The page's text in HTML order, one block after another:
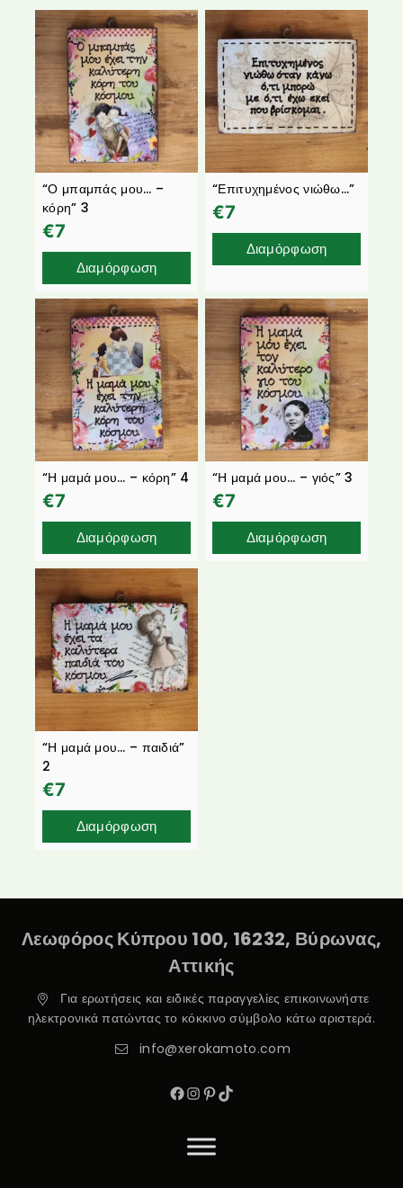
“Ο μπαμπάς μου… –
κόρη” 3
€7
Διαμόρφωση
“Επιτυχημένος νιώθω…”
€7
Διαμόρφωση
“Η μαμά μου… – κόρη” 4
€7
Διαμόρφωση
“Η μαμά μου… – γιός” 3
€7
Διαμόρφωση
“Η μαμά μου… – παιδιά”
2
€7
Διαμόρφωση
Λεωφόρος Κύπρου 100, 16232, Βύρωνας,
Αττικής
Για ερωτήσεις και ειδικές παραγγελίες επικοινωνήστε
ηλεκτρονικά πατώντας το κόκκινο σύμβολο κάτω αριστερά.
info@xerokamoto.com